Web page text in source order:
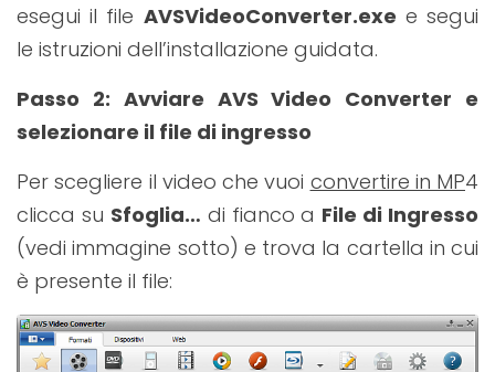
esegui il file AVSVideoConverter.exe e segui
le istruzioni dell’installazione guidata.
Passo 2: Avviare AVS Video Converter e
selezionare il file di ingresso
Per scegliere il video che vuoi convertire in MP4
clicca su Sfoglia… di fianco a File di Ingresso
(vedi immagine sotto) e trova la cartella in cui
è presente il file: